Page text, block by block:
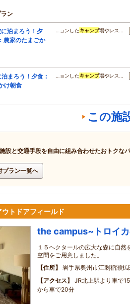
ラン
に泊まろう！夕
農家のたまごか
…ョンしたキャンプ場やレス…
まろう！夕食：
け朝食
…ョンしたキャンプ場やレス…
この施
設と交通手段を自由に組み合わせたおトクな
プラン一覧へ
トドアフィールド
the campus~トロイ
１５ヘクタールの広大な森に自然
空間をご用意しました。
住所
岩手県奥州市江刺稲瀬払
アクセス
JR北上駅より車で
から車で20分